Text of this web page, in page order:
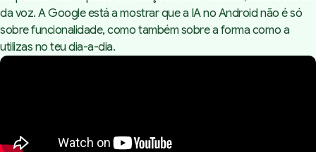
da voz. A Google está a mostrar que a IA no Android não é só
sobre funcionalidade, como também sobre a forma como a
utilizas no teu dia-a-dia.